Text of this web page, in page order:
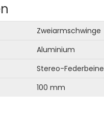
Zweiarmschwinge
Aluminium
Stereo-Federbeine
100 mm